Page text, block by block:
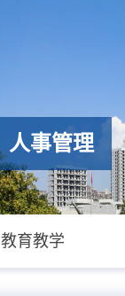
人事管理
教育教学